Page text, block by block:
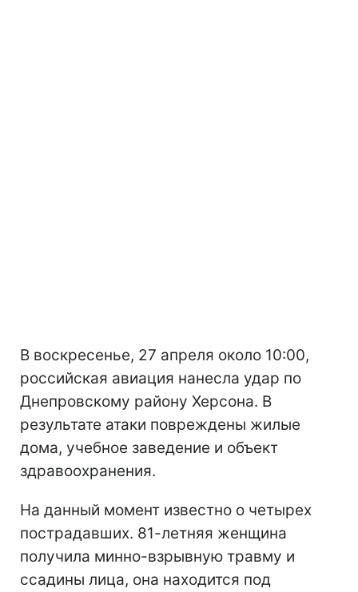
В воскресенье, 27 апреля около 10:00,
российская авиация нанесла удар по
Днепровскому району Херсона. В
результате атаки повреждены жилые
дома, учебное заведение и объект
здравоохранения.
На данный момент известно о четырех
пострадавших. 81-летняя женщина
получила минно-взрывную травму и
ссадины лица, она находится под